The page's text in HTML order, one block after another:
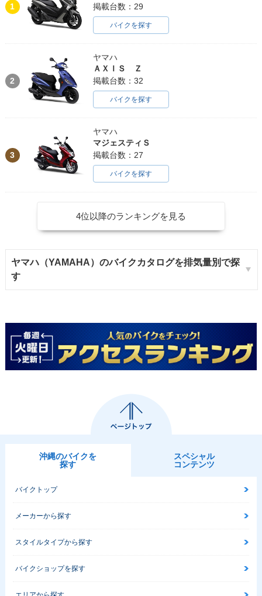
1
掲載台数：29
バイクを探す
2
ヤマハ
ＡＸＩＳ Ｚ
掲載台数：32
バイクを探す
3
ヤマハ
マジェスティＳ
掲載台数：27
バイクを探す
4位以降のランキングを見る
ヤマハ（YAMAHA）のバイクカタログを排気量別で探
す
沖縄のバイクを
探す
スペシャル
コンテンツ
バイクトップ
メーカーから探す
スタイルタイプから探す
バイクショップを探す